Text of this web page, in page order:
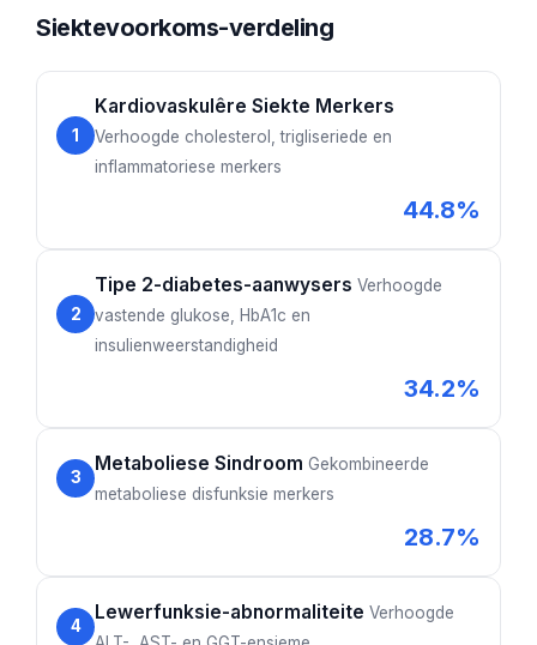
Siektevoorkoms-verdeling
1
Kardiovaskulêre Siekte Merkers
Verhoogde cholesterol, trigliseriede en
inflammatoriese merkers
44.8%
2
Tipe 2-diabetes-aanwysers Verhoogde
vastende glukose, HbA1c en
insulienweerstandigheid
34.2%
3
Metaboliese Sindroom Gekombineerde
metaboliese disfunksie merkers
28.7%
4
Lewerfunksie-abnormaliteite Verhoogde